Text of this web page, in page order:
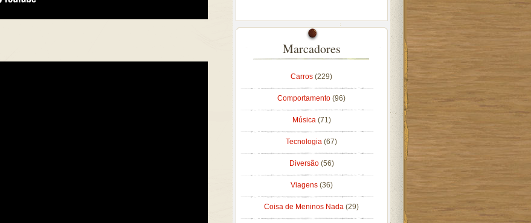
Marcadores
Carros (229)
Comportamento (96)
Música (71)
Tecnologia (67)
Diversão (56)
Viagens (36)
Coisa de Meninos Nada (29)